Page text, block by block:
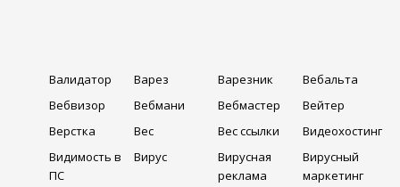
Валидатор Варез Варезник
Вебальта
Вебвизор
Вебмани Вебмастер
Вейтер
Верстка
Вес Вес ссылки
Видеохостинг
Видимость в
ПС
Вирус
Вирусная
реклама
Вирусный
маркетинг